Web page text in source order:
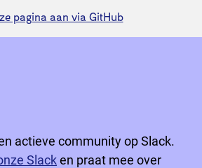
pagina aan via GitHub
actieve community op Slack.
Slacken praat mee over